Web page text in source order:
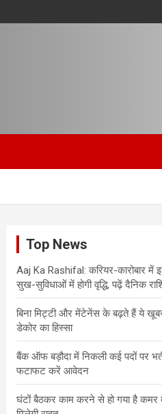
Top News
Aaj Ka Rashifal: करियर-कारोबार में
सुख-सुविधाओं में होगी वृद्धि, पढ़ें दैनिक
बिना मिट्टी और मेंटेनेंस के बढ़ते हैं ये
डेकोर का हिस्‍सा
बैंक ऑफ बड़ौदा में निकली कई पदों पर
फटाफट करें आवेदन
घंटों बैठकर काम करने से हो गया है कमर